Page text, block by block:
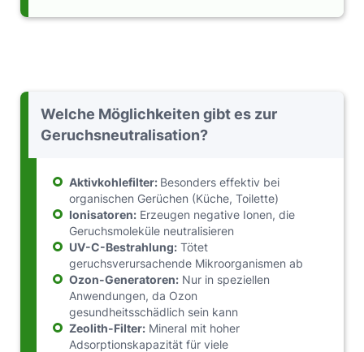
Welche Möglichkeiten gibt es zur
Geruchsneutralisation?
Aktivkohlefilter: Besonders effektiv bei
organischen Gerüchen (Küche, Toilette)
Ionisatoren: Erzeugen negative Ionen, die
Geruchsmoleküle neutralisieren
UV-C-Bestrahlung: Tötet
geruchsverursachende Mikroorganismen ab
Ozon-Generatoren: Nur in speziellen
Anwendungen, da Ozon
gesundheitsschädlich sein kann
Zeolith-Filter: Mineral mit hoher
Adsorptionskapazität für viele